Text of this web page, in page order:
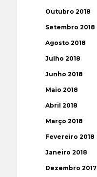
Outubro 2018
Setembro 2018
Agosto 2018
Julho 2018
Junho 2018
Maio 2018
Abril 2018
Março 2018
Fevereiro 2018
Janeiro 2018
Dezembro 2017